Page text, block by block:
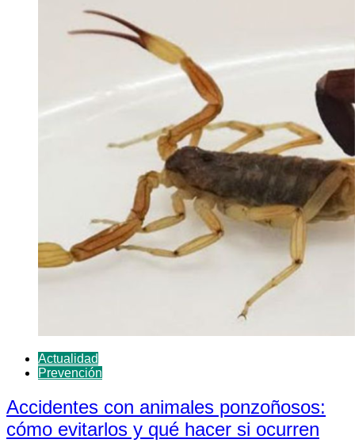
Actualidad
Prevención
Accidentes con animales ponzoñosos:
cómo evitarlos y qué hacer si ocurren